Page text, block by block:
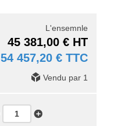
L'ensemnle
45 381,00 € HT
54 457,20 € TTC
Vendu par 1